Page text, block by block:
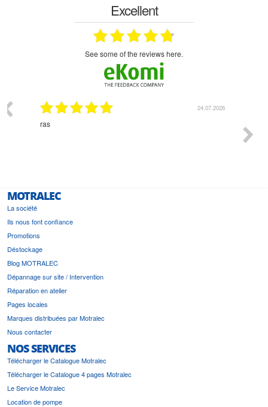
Excellent
see some of the reviews here.
24.07.2026
ras
MOTRALEC
La société
Ils nous font confiance
Promotions
Déstockage
Blog MOTRALEC
Dépannage sur site / Intervention
Réparation en atelier
Pages locales
Marques distribuées par Motralec
Nous contacter
NOS SERVICES
Télécharger le Catalogue Motralec
Télécharger le Catalogue 4 pages Motralec
Le Service Motralec
Location de pompe